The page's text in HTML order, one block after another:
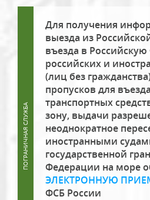
Для получения
выезда из
въезда в
российских и
(лиц без
пропусков для
транспортных
зону, выдачи
неоднократное
иностранными
государственной
Федерации на море
ЭЛЕКТРОННУЮ
ФСБ России